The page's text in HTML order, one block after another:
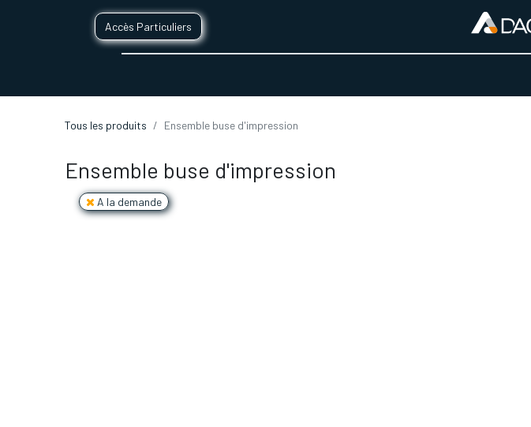
Accès Particuliers
Tous les produits Ensemble buse d'impression
Ensemble buse d'impression
A la demande